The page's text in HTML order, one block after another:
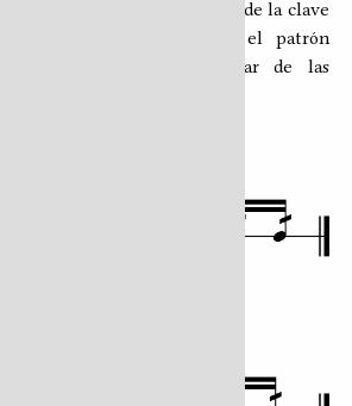
uso de las tres aplicaciones de la clave
en el capítulo anterior, el patrón
redoblante se puede anotar de las